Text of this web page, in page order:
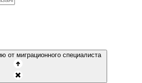
Получить консультацию от миграционного специалиста